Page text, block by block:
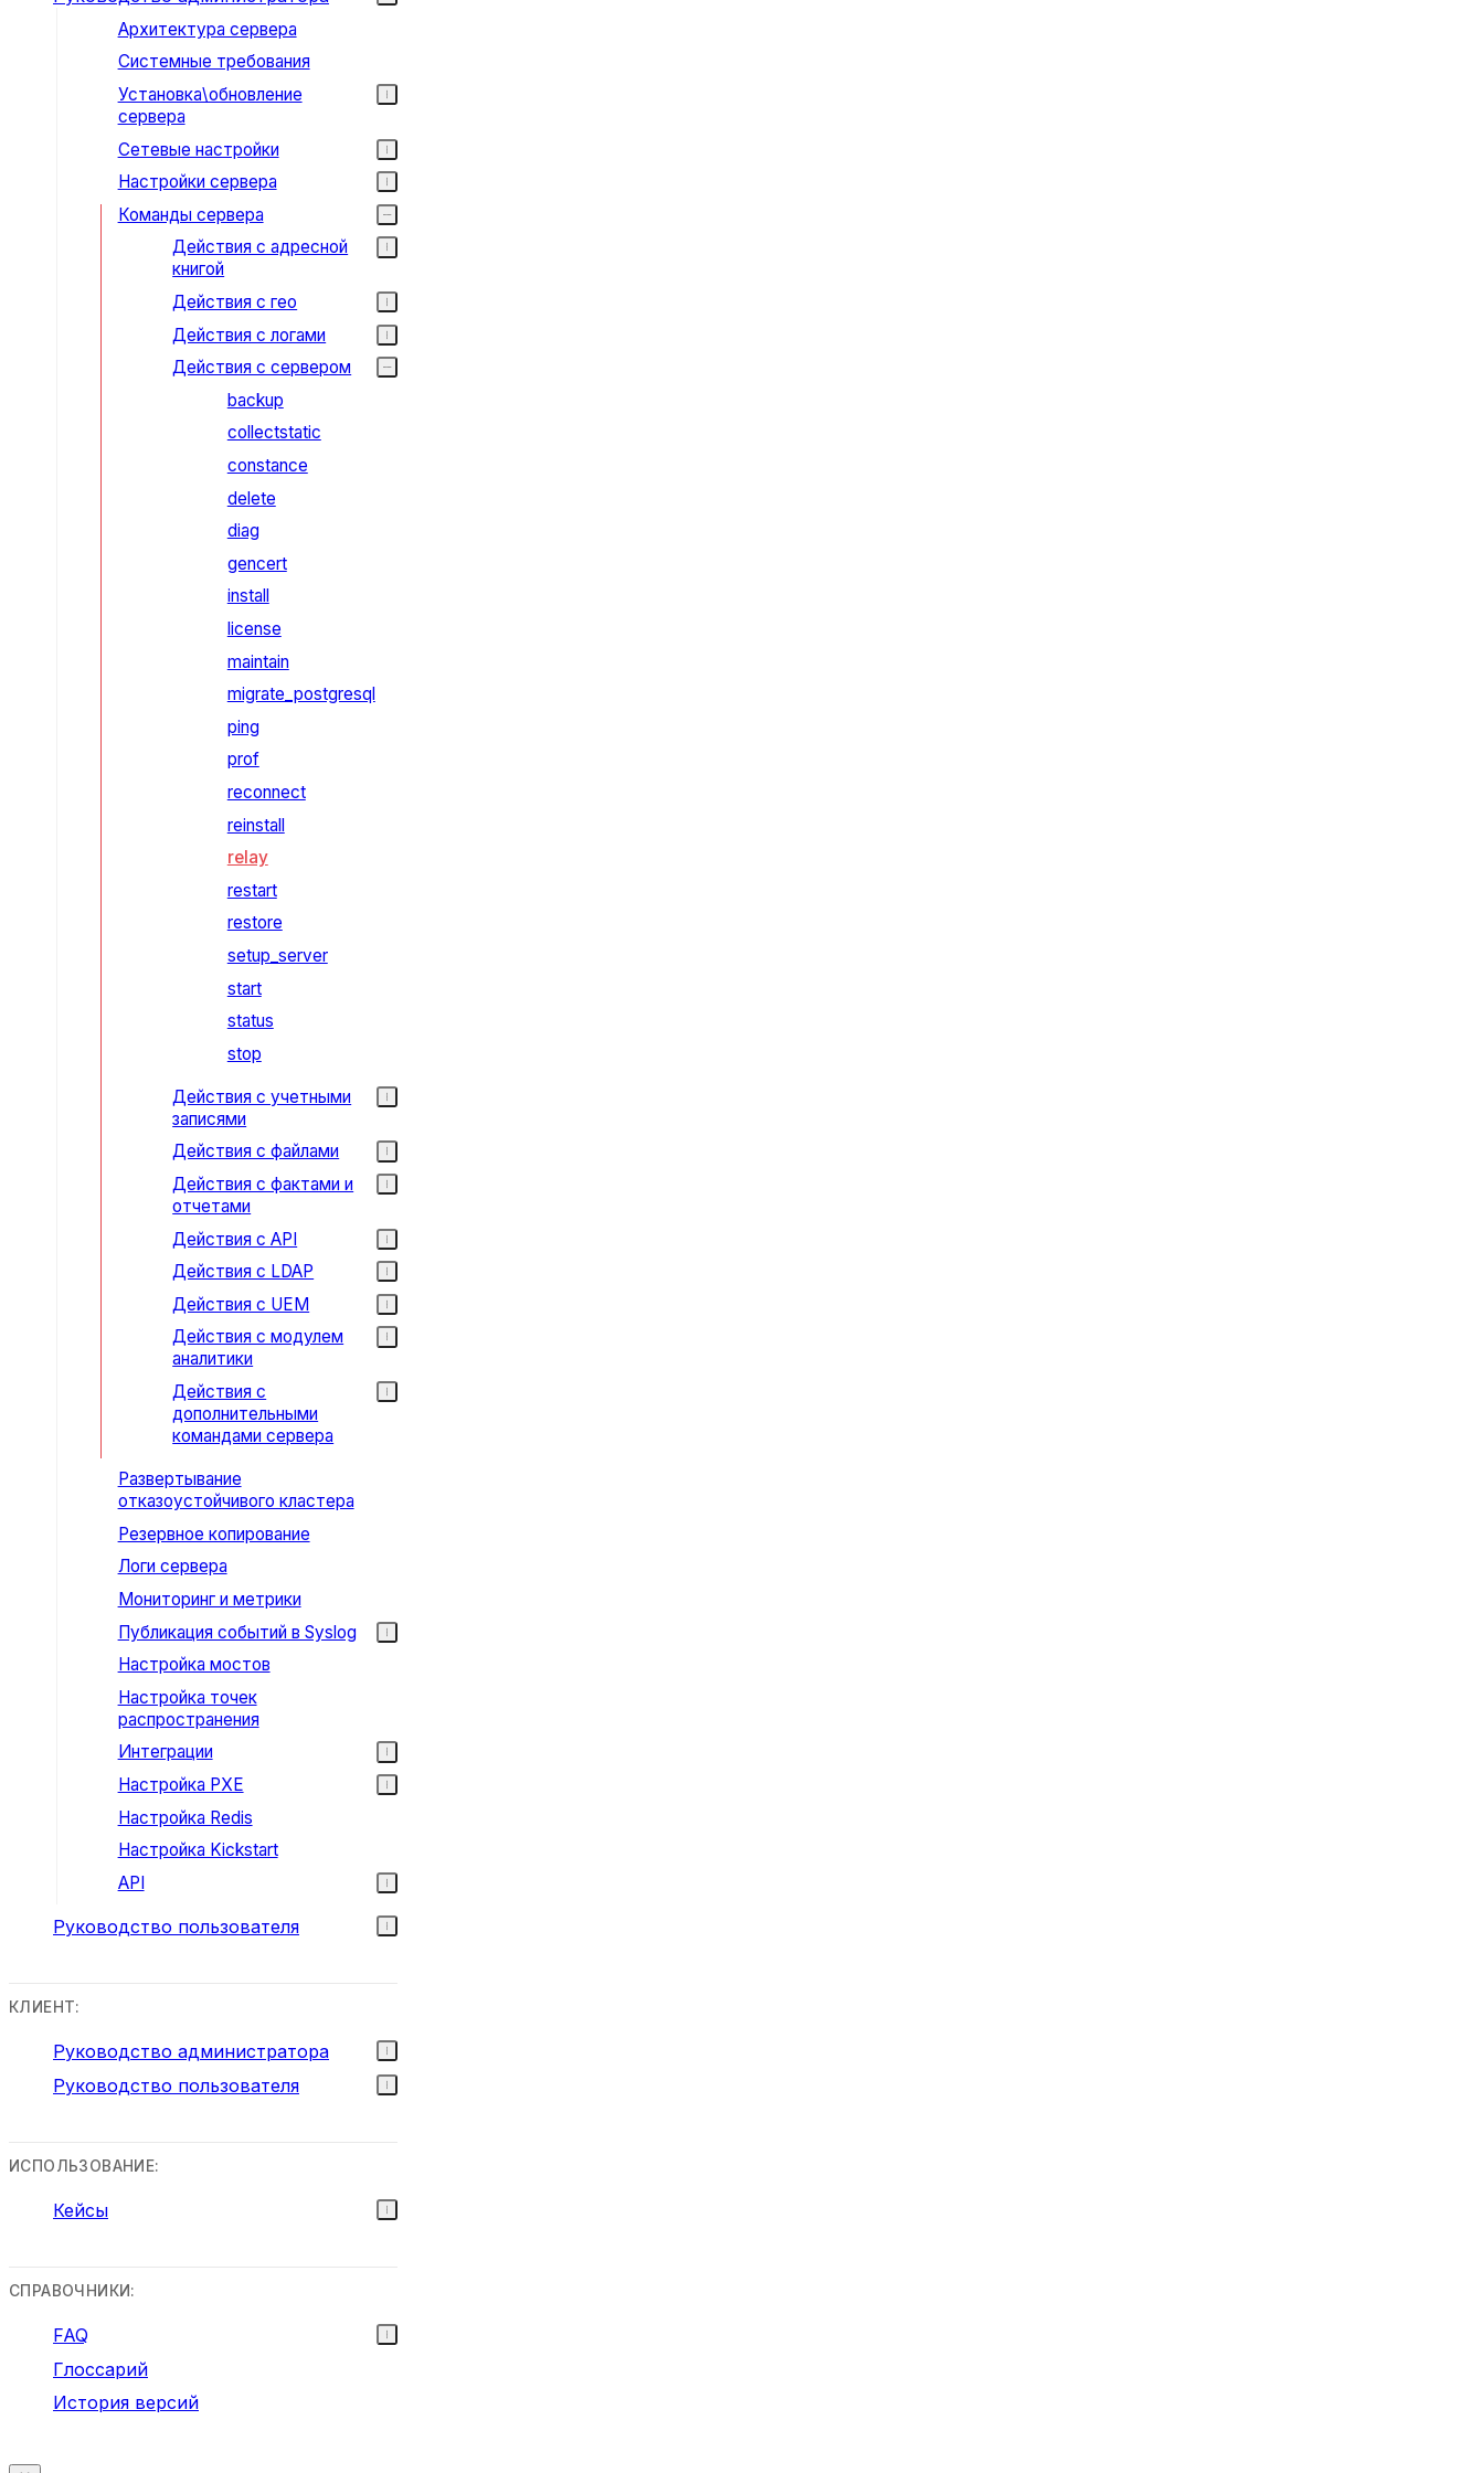
Архитектура сервера
Системные требования
Установка\обновление
сервера
Сетевые настройки
Настройки сервера
Команды сервера
Действия с адресной
книгой
Действия с гео
Действия с логами
Действия с сервером
backup
collectstatic
constance
delete
diag
gencert
install
license
maintain
migrate_postgresql
ping
prof
reconnect
reinstall
relay
restart
restore
setup_server
start
status
stop
Действия с учетными
записями
Действия с файлами
Действия с фактами и
отчетами
Действия с API
Действия с LDAP
Действия с UEM
Действия с модулем
аналитики
Действия с
дополнительными
командами сервера
Развертывание
отказоустойчивого кластера
Резервное копирование
Логи сервера
Мониторинг и метрики
Публикация событий в Syslog
Настройка мостов
Настройка точек
распространения
Интеграции
Настройка PXE
Настройка Redis
Настройка Kickstart
API
Руководство пользователя
КЛИЕНТ:
Руководство администратора
Руководство пользователя
ИСПОЛЬЗОВАНИЕ:
Кейсы
СПРАВОЧНИКИ:
FAQ
Глоссарий
История версий